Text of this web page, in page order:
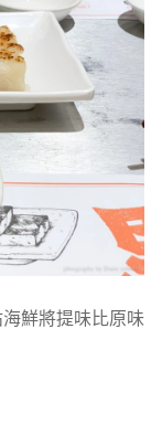
鮮將提味比原味